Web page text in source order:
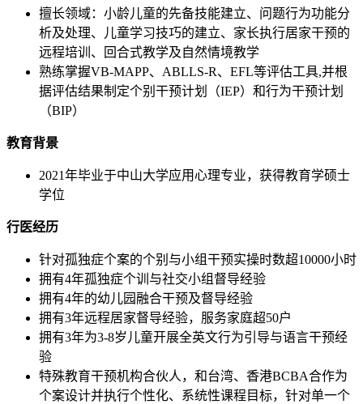
擅长领域：小龄儿童的先备技能建立、问题行为功能分
析及处理、儿童学习技巧的建立、家长执行居家干预的
远程培训、回合式教学及自然情境教学
熟练掌握VB-MAPP、ABLLS-R、EFL等评估工具,并根
据评估结果制定个别干预计划（IEP）和行为干预计划
（BIP）
教育背景
2021年毕业于中山大学应用心理专业，获得教育学硕士
学位
行医经历
针对孤独症个案的个别与小组干预实操时数超10000小时
拥有4年孤独症个训与社交小组督导经验
拥有4年的幼儿园融合干预及督导经验
拥有3年远程居家督导经验，服务家庭超50户
拥有3年为3-8岁儿童开展全英文行为引导与语言干预经
验
特殊教育干预机构合伙人，和台湾、香港BCBA合作为
个案设计并执行个性化、系统性课程目标，针对单一个